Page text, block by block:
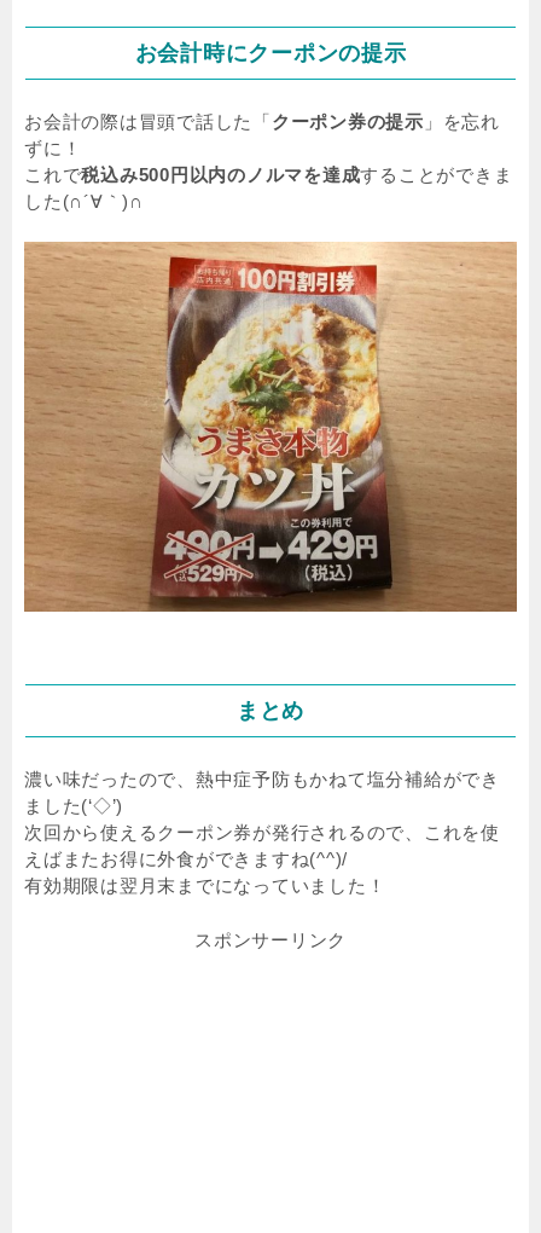
お会計時にクーポンの提示
お会計の際は冒頭で話した「クーポン券の提示 」を忘れ
ずに！
これで税込み500円以内のノルマを達成することができま
した(∩´∀｀)∩
まとめ
濃い味だったので、熱中症予防もかねて塩分補給ができ
ました(‘◇’)ゞ
次回から使えるクーポン券が発行されるので、これを使
えばまたお得に外食ができますね(^^)/
有効期限は翌月末までになっていました！
スポンサーリンク